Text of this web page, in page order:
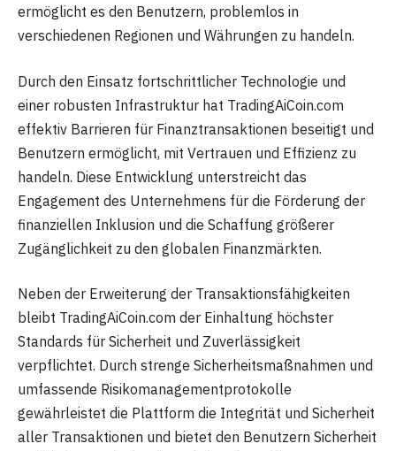
ermöglicht es den Benutzern, problemlos in
verschiedenen Regionen und Währungen zu handeln.
Durch den Einsatz fortschrittlicher Technologie und
einer robusten Infrastruktur hat TradingAiCoin.com
effektiv Barrieren für Finanztransaktionen beseitigt und
Benutzern ermöglicht, mit Vertrauen und Effizienz zu
handeln. Diese Entwicklung unterstreicht das
Engagement des Unternehmens für die Förderung der
finanziellen Inklusion und die Schaffung größerer
Zugänglichkeit zu den globalen Finanzmärkten.
Neben der Erweiterung der Transaktionsfähigkeiten
bleibt TradingAiCoin.com der Einhaltung höchster
Standards für Sicherheit und Zuverlässigkeit
verpflichtet. Durch strenge Sicherheitsmaßnahmen und
umfassende Risikomanagementprotokolle
gewährleistet die Plattform die Integrität und Sicherheit
aller Transaktionen und bietet den Benutzern Sicherheit